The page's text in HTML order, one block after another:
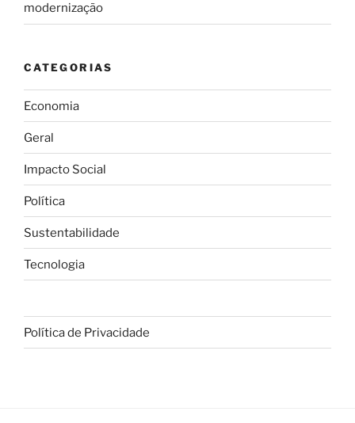
modernização
CATEGORIAS
Economia
Geral
Impacto Social
Política
Sustentabilidade
Tecnologia
Política de Privacidade